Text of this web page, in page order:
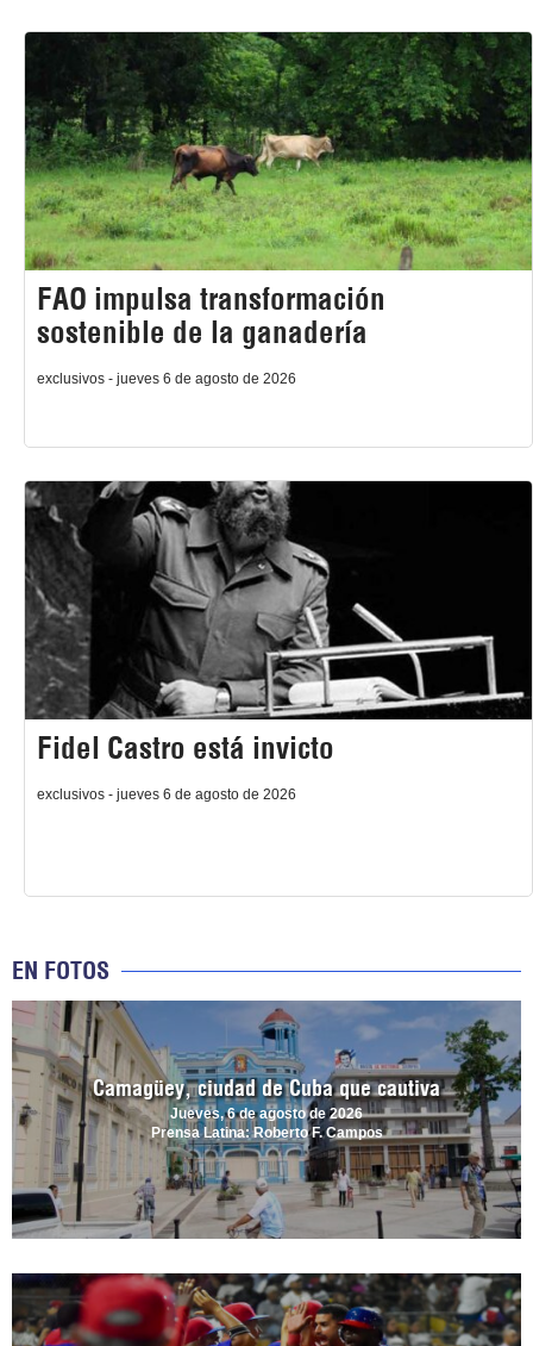
FAO impulsa transformación
sostenible de la ganadería
exclusivos - jueves 6 de agosto de 2026
Fidel Castro está invicto
exclusivos - jueves 6 de agosto de 2026
EN FOTOS
Camagüey, ciudad de Cuba que cautiva
Jueves, 6 de agosto de 2026
Prensa Latina: Roberto F. Campos